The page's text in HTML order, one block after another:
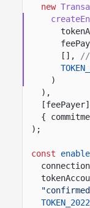
new
[],
//
)
),
{
);
const